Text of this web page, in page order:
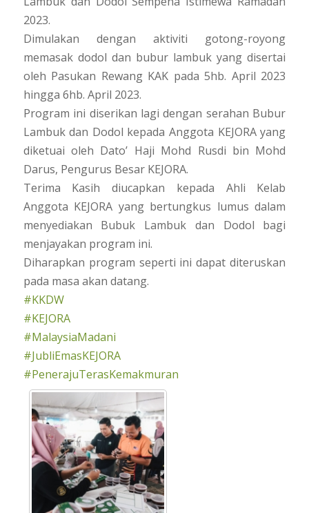
2023.
Dimulakan dengan aktiviti gotong-royong
memasak dodol dan bubur lambuk yang disertai
oleh Pasukan Rewang KAK pada 5hb. April 2023
hingga 6hb. April 2023.
Program ini diserikan lagi dengan serahan Bubur
Lambuk dan Dodol kepada Anggota KEJORA yang
diketuai oleh Dato’ Haji Mohd Rusdi bin Mohd
Darus, Pengurus Besar KEJORA.
Terima Kasih diucapkan kepada Ahli Kelab
Anggota KEJORA yang bertungkus lumus dalam
menyediakan Bubuk Lambuk dan Dodol bagi
menjayakan program ini.
Diharapkan program seperti ini dapat diteruskan
pada masa akan datang.
#KKDW
#KEJORA
#MalaysiaMadani
#JubliEmasKEJORA
#PenerajuTerasKemakmuran